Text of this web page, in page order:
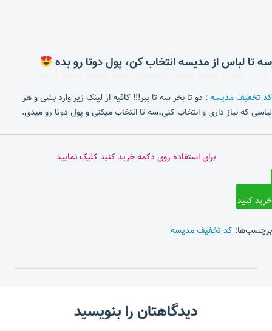
سه تا لباس از مدیسه انتخاب کن، پول دوتا رو بده
کد تخفیف مدیسه: دو تا بخر سه تا ببر!!! کافیه از لینک زیر وارد بشی و هر
لیاسی که نیاز داری و انتخاب کنی،سه تا انتخاب میکنی و پول دوتا رو میدی.
برای استفاده روی دکمه خرید کنید کلیک نمایید
خرید کنید
برچسب‌ها: کد تخفیف مدیسه
دیدگاهتان را بنویسید